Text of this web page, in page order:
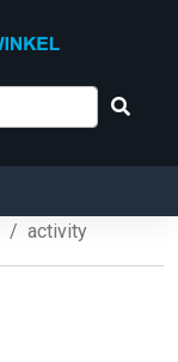
activity